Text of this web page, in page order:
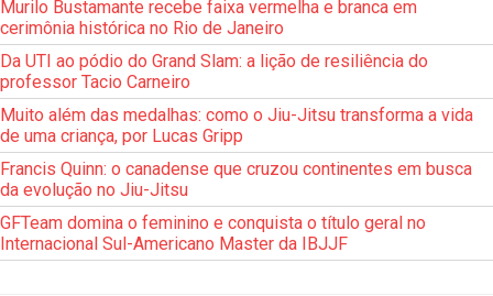
Murilo Bustamante recebe faixa vermelha e branca em
cerimônia histórica no Rio de Janeiro
Da UTI ao pódio do Grand Slam: a lição de resiliência do
professor Tacio Carneiro
Muito além das medalhas: como o Jiu-Jitsu transforma a vida
de uma criança, por Lucas Gripp
Francis Quinn: o canadense que cruzou continentes em busca
da evolução no Jiu-Jitsu
GFTeam domina o feminino e conquista o título geral no
Internacional Sul-Americano Master da IBJJF